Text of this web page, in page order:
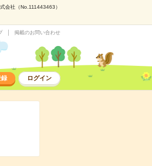
会社（No.111443463）
掲載のお問い合わせ
ログイン